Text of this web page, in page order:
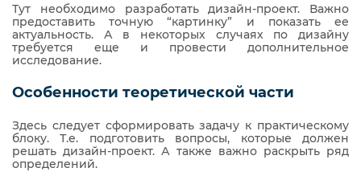
Тут необходимо разработать дизайн-проект. Важно
предоставить точную “картинку” и показать ее
актуальность. А в некоторых случаях по дизайну
требуется еще и провести дополнительное
исследование.
Особенности теоретической части
Здесь следует сформировать задачу к практическому
блоку. Т.е. подготовить вопросы, которые должен
решать дизайн-проект. А также важно раскрыть ряд
определений.